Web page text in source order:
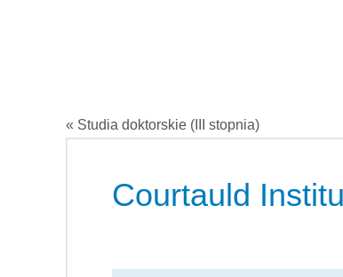
« Studia doktorskie (III stopnia)
Courtauld